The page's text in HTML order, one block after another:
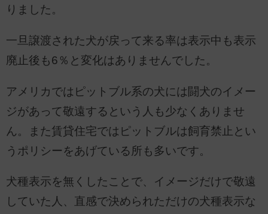
りました。
一旦譲渡された犬が戻って来る率は表示中も表示
廃止後も6％と変化はありませんでした。
アメリカではピットブル系の犬には闘犬のイメー
ジがあって敬遠するという人も少なくありませ
ん。また賃貸住宅ではピットブルは飼育禁止とい
うポリシーをあげている所も多いです。
犬種表示を無くしたことで、イメージだけで敬遠
していた人、直感で決められただけの犬種表示な